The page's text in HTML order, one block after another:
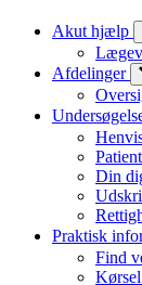
Akut hjælp
Afdelinger
Din
Praktisk
Find